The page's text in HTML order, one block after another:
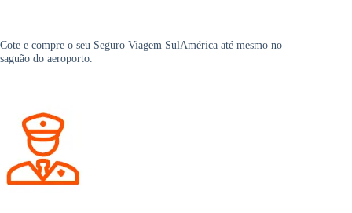
Cote e compre o seu Seguro Viagem SulAmérica até mesmo no
saguão do aeroporto.